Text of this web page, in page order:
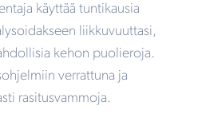
käyttää tuntikausia
liikkuvuuttasi,
kehon puolieroja.
verrattuna ja
rasitusvammoja.